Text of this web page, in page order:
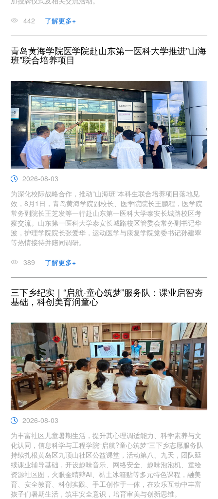
442 了解更多+
青岛黄海学院医学院赴山东第一医科大学推进"山海
班"联合培养项目
2026-08-03
为深化校际战略合作，推动"山海班"本科生联合培养项目落地见
效，8月1日，青岛黄海学院副校长、医学院院长王鹏程，医学院
常务副院长王芝发等一行赴山东第一医科大学泰安长城路校区考
察交流。山东第一医科大学泰安长城路校区管委会常务副书记华
波，护理学院院长张爱华，运动医学与康复学院党委书记孙建翠
等热情接待并陪同调研。
389 了解更多+
三下乡纪实｜“启航·童心筑梦”服务队：课业启智夯
基础，科创美育润童心
2026-08-03
为丰富社区儿童暑期生活，提升其心理调适能力、科学素养与文
化认同，信息科学与工程学院“启航?童心筑梦”三下乡志愿服务队
持续扎根黄岛区九顶山社区公益课堂，活动第八、九天，团队延
续课业辅导基础，开设趣味音乐、网络安全、趣味泡泡机、童绘
资源社区图，火眼金睛辩AI、黏土冰箱贴等多元特色课程，融美
育、安全教育、科创实践、手工创作于一体，在欢乐互动中丰富
孩子们暑期生活，筑牢安全意识，培育审美与创新思维。